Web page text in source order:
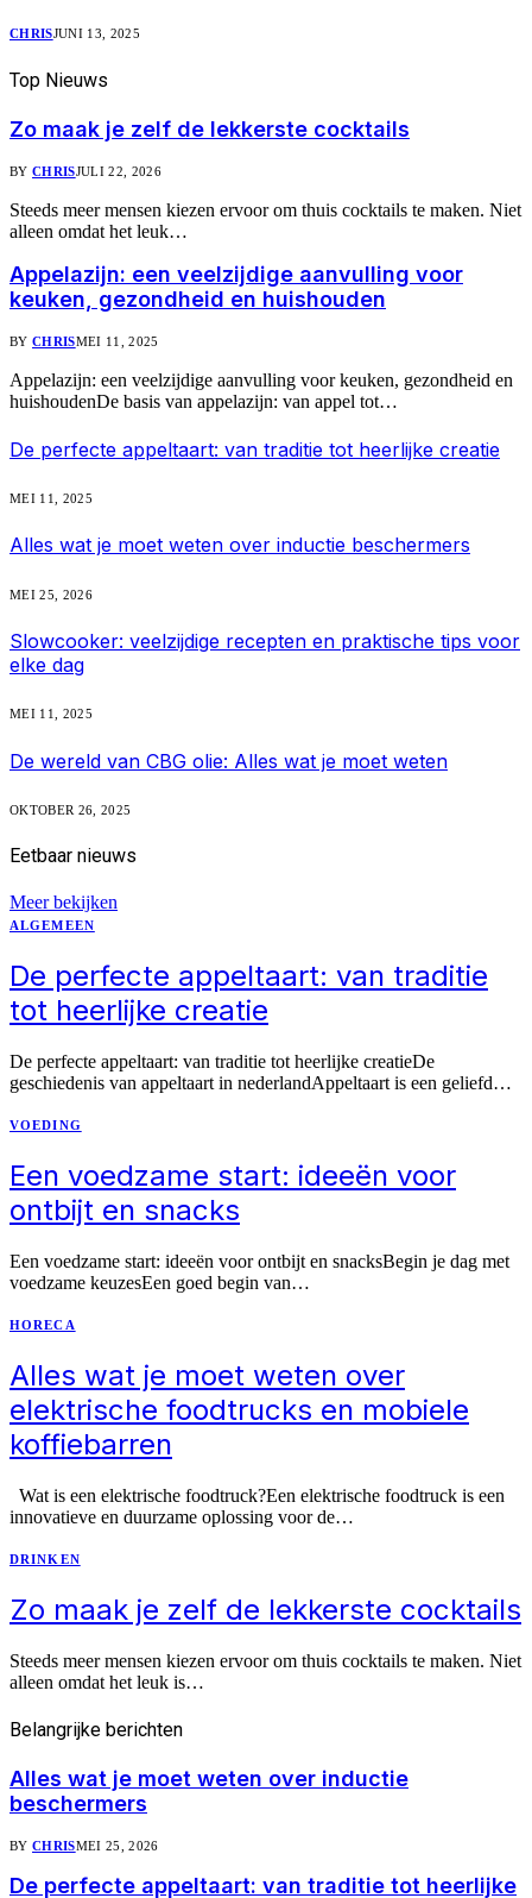
CHRISJUNI 13, 2025
Top Nieuws
Zo maak je zelf de lekkerste cocktails
BY CHRISJULI 22, 2026
Steeds meer mensen kiezen ervoor om thuis cocktails te maken. Niet
alleen omdat het leuk…
Appelazijn: een veelzijdige aanvulling voor
keuken, gezondheid en huishouden
BY CHRISMEI 11, 2025
Appelazijn: een veelzijdige aanvulling voor keuken, gezondheid en
huishoudenDe basis van appelazijn: van appel tot…
De perfecte appeltaart: van traditie tot heerlijke creatie
MEI 11, 2025
Alles wat je moet weten over inductie beschermers
MEI 25, 2026
Slowcooker: veelzijdige recepten en praktische tips voor
elke dag
MEI 11, 2025
De wereld van CBG olie: Alles wat je moet weten
OKTOBER 26, 2025
Eetbaar nieuws
Meer bekijken
ALGEMEEN
De perfecte appeltaart: van traditie
tot heerlijke creatie
De perfecte appeltaart: van traditie tot heerlijke creatieDe
geschiedenis van appeltaart in nederlandAppeltaart is een geliefd…
VOEDING
Een voedzame start: ideeën voor
ontbijt en snacks
Een voedzame start: ideeën voor ontbijt en snacksBegin je dag met
voedzame keuzesEen goed begin van…
HORECA
Alles wat je moet weten over
elektrische foodtrucks en mobiele
koffiebarren
Wat is een elektrische foodtruck?Een elektrische foodtruck is een
innovatieve en duurzame oplossing voor de…
DRINKEN
Zo maak je zelf de lekkerste cocktails
Steeds meer mensen kiezen ervoor om thuis cocktails te maken. Niet
alleen omdat het leuk is…
Belangrijke berichten
Alles wat je moet weten over inductie
beschermers
BY CHRISMEI 25, 2026
De perfecte appeltaart: van traditie tot heerlijke